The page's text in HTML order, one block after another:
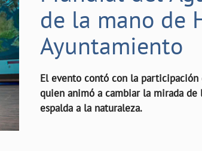
de la mano de
Ayuntamiento
El evento contó con la
quien animó a cambiar la mirada
espalda a la naturaleza.